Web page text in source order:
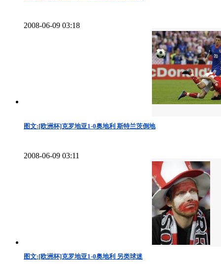
2008-06-09 03:18
图文:[欧洲杯]克罗地亚1-0奥地利 斯特兰茨倒地
2008-06-09 03:11
图文:[欧洲杯]克罗地亚1-0奥地利 另类球迷